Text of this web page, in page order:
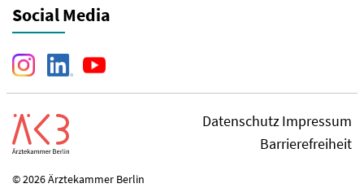
Social Media
DatenschutzImpressum
Barrierefreiheit
© 2026 Ärztekammer Berlin